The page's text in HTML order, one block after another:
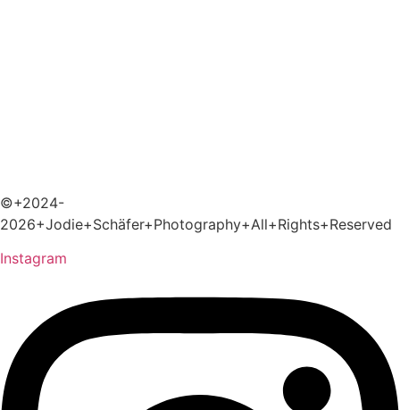
©+2024-
2026+Jodie+Schäfer+Photography+All+Rights+Reserved
Instagram